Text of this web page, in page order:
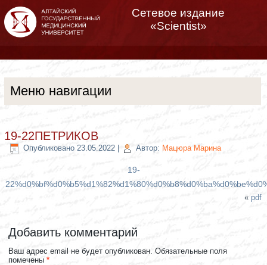
Сетевое издание
«Scientist»
Меню навигации
19-22ПЕТРИКОВ
Опубликовано 23.05.2022 Автор: Мацюра Марина
19-
« pdf
Добавить комментарий
Ваш адрес email не будет опубликован. Обязательные поля
помечены*